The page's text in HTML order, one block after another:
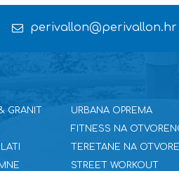
perivallon@perivallon.hr
GRANIT
URBANA OPREMA
FITNESS NA
TERETANE NA
STREET WORKOUT